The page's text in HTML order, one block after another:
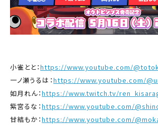
小雀とと：https://www.youtube.com/
一ノ瀬うるは：https://www.youtube.com/
如月れん：https://www.twitch.tv/
紫宮るな：https://www.youtube.com/
甘結もか：https://www.youtube.com/